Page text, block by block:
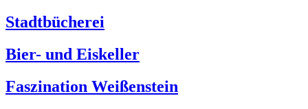
Stadtbücherei
Bier- und Eiskeller
Faszination Weißenstein